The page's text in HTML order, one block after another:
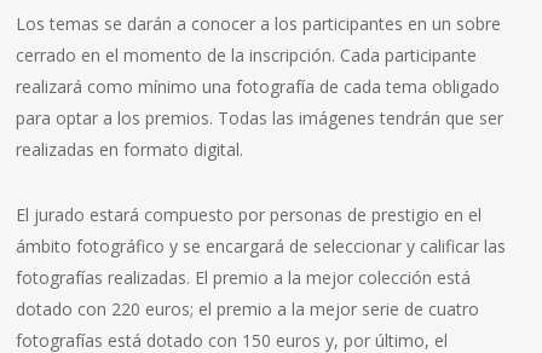
Los temas se darán a conocer a los participantes en un sobre
cerrado en el momento de la inscripción. Cada participante
realizará como mínimo una fotografía de cada tema obligado
para optar a los premios. Todas las imágenes tendrán que ser
realizadas en formato digital.
El jurado estará compuesto por personas de prestigio en el
ámbito fotográfico y se encargará de seleccionar y calificar las
fotografías realizadas. El premio a la mejor colección está
dotado con 220 euros; el premio a la mejor serie de cuatro
fotografías está dotado con 150 euros y, por último, el